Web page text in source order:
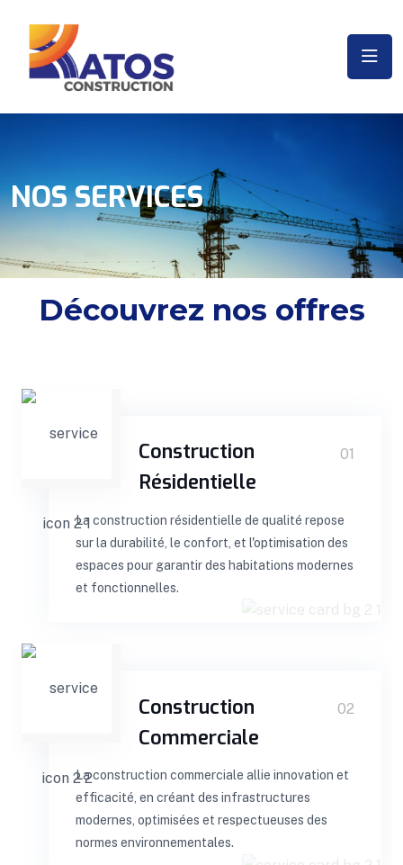
NOS SERVICES
Découvrez nos offres
Construction
Résidentielle
01
La construction résidentielle de qualité repose
sur la durabilité, le confort, et l'optimisation des
espaces pour garantir des habitations modernes
et fonctionnelles.
Construction
Commerciale
02
La construction commerciale allie innovation et
efficacité, en créant des infrastructures
modernes, optimisées et respectueuses des
normes environnementales.